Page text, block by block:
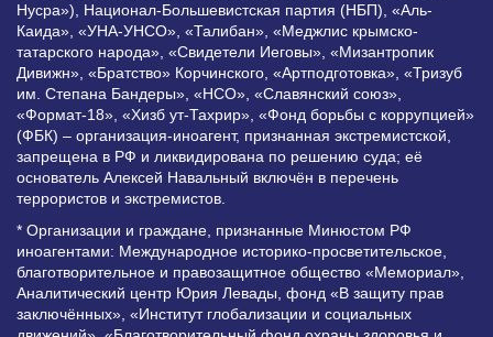
Нусра»), Национал-Большевистская партия (НБП), «Аль-
Каида», «УНА-УНСО», «Талибан», «Меджлис крымско-
татарского народа», «Свидетели Иеговы», «Мизантропик
Дивижн», «Братство» Корчинского, «Артподготовка», «Тризуб
им. Степана Бандеры», «НСО», «Славянский союз»,
«Формат-18», «Хизб ут-Тахрир», «Фонд борьбы с коррупцией»
(ФБК) – организация-иноагент, признанная экстремистской,
запрещена в РФ и ликвидирована по решению суда; её
основатель Алексей Навальный включён в перечень
террористов и экстремистов.
* Организации и граждане, признанные Минюстом РФ
иноагентами: Международное историко-просветительское,
благотворительное и правозащитное общество «Мемориал»,
Аналитический центр Юрия Левады, фонд «В защиту прав
заключённых», «Институт глобализации и социальных